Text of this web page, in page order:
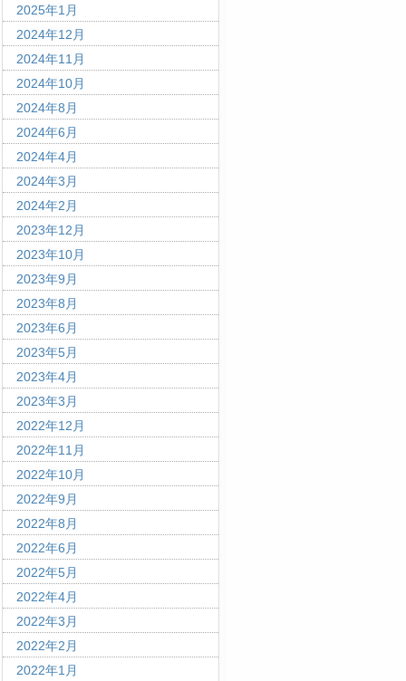
2025年1月
2024年12月
2024年11月
2024年10月
2024年8月
2024年6月
2024年4月
2024年3月
2024年2月
2023年12月
2023年10月
2023年9月
2023年8月
2023年6月
2023年5月
2023年4月
2023年3月
2022年12月
2022年11月
2022年10月
2022年9月
2022年8月
2022年6月
2022年5月
2022年4月
2022年3月
2022年2月
2022年1月